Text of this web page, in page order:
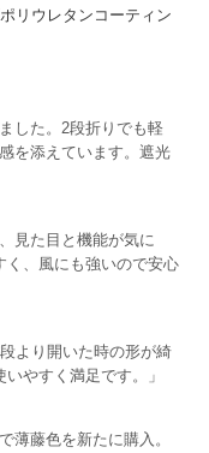
リウレタンコーティン
した。2段折りでも軽
を添えています。遮光
見た目と機能が気に
く、風にも強いので安心
より開いた時の形が綺
やすく満足です。」
薄藤色を新たに購入。